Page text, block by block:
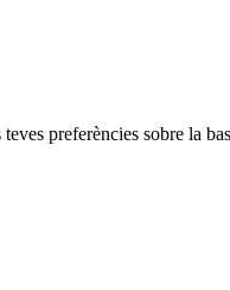
preferències sobre la